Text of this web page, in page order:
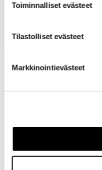
Toiminnalliset evästeet
Tilastolliset evästeet
Markkinointievästeet